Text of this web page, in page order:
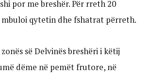
por me breshër. Për rreth 20
qytetin dhe fshatrat përreth.
së Delvinës breshëri i këtij
dëme në pemët frutore, në